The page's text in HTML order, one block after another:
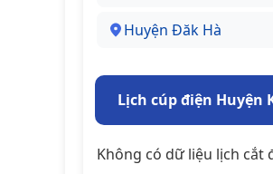
Huyện Đăk Hà
Lịch cúp điện Huyện
Không có dữ liệu lịch cắt